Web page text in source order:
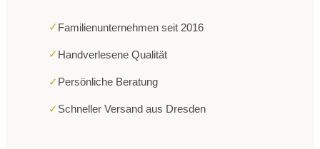
✓ Familienunternehmen seit 2016
✓ Handverlesene Qualität
✓ Persönliche Beratung
✓ Schneller Versand aus Dresden